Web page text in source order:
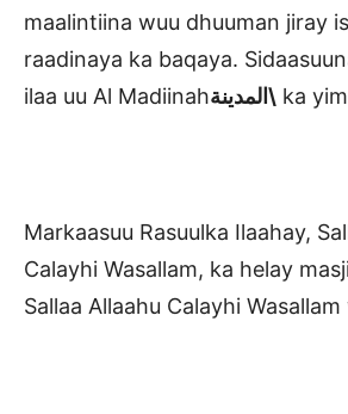
maalintiina wuu dhuuman jiray
raadinaya ka baqaya.
ilaa uu Al Madiinah
المدينة\ ka
Markaasuu Rasuulka Ilaahay,
Calayhi Wasallam, ka helay
Sallaa Allaahu Calayhi